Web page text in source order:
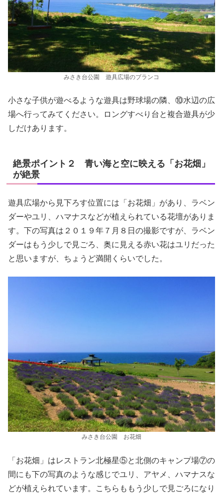
みさき台公園 遊具広場のブランコ
小さな子供が遊べるような遊具は野球場の隣、⑩水辺の広
場へ行ってみてください。ロングすべり台と複合遊具が少
しだけあります。
絶景ポイント２ 青い海と空に映える「お花畑」
が絶景
遊具広場から見下ろす位置には「お花畑」があり、ラベン
ダーやユリ、ハマナスなどが植えられている花壇がありま
す。下の写真は２０１９年７月８日の撮影ですが、ラベン
ダーはもう少しで見ごろ、奥に見える赤い花はユリだった
と思いますが、ちょうど満開くらいでした。
みさき台公園 お花畑
「お花畑」はレストラン北極星⑤と北側のキャンプ場⑦の
間にも下の写真のような感じでユリ、アヤメ、ハマナスな
どが植えられています。こちらももう少しで見ごろになり